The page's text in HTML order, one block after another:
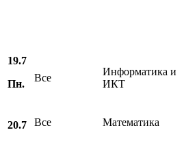
19.7
Пн.
Все
Информатика и
ИКТ
20.7
Все Математика